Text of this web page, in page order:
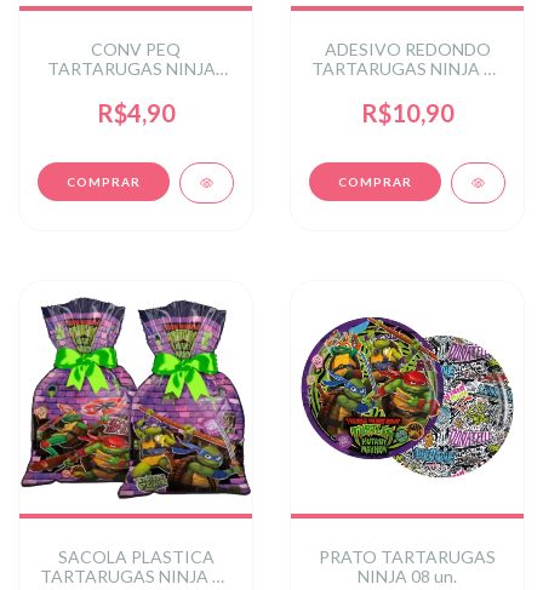
CONV PEQ
TARTARUGAS NINJAS
R$4,90
ADESIVO REDONDO
TARTARUGAS NINJA 30
R$10,90
SACOLA PLASTICA
TARTARUGAS NINJA 08
PRATO TARTARUGAS
NINJA 08 un.